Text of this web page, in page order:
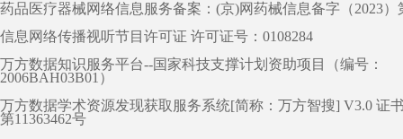
药品医疗器械网络信息服务备案：(京)网药械信息备字（2023）
信息网络传播视听节目许可证 许可证号：0108284
万方数据知识服务平台--国家科技支撑计划资助项目（编号：
2006BAH03B01）
万方数据学术资源发现获取服务系统[简称：万方智搜] V3.0 证
第11363462号